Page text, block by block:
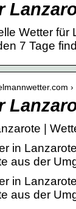
Wetter für
7 Tage
|
in
aus der
in
aus der